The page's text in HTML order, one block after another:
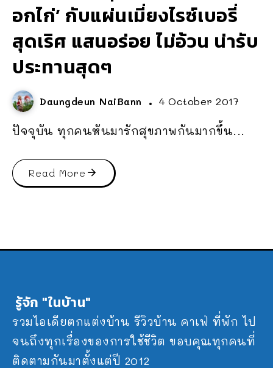
อกไก่’ กับแผ่นเมี่ยงไรซ์เบอรี่
สุดเริศ แสนอร่อย ไม่อ้วน น่ารับ
ประทานสุดๆ
Daungdeun NaiBann 4 October 2017
ปัจจุบัน ทุกคนหันมารักสุขภาพกันมากขึ้น...
Read More
รู้จัก "ในบ้าน"
รวมไอเดียตกแต่งบ้าน รีวิวบ้าน คาเฟ่ ที่พัก ไป
จนถึงทุกเรื่องของการใช้ชีวิต ขอบคุณทุกคนที่
ติดตามกันมาตั้งแต่ปี 2012